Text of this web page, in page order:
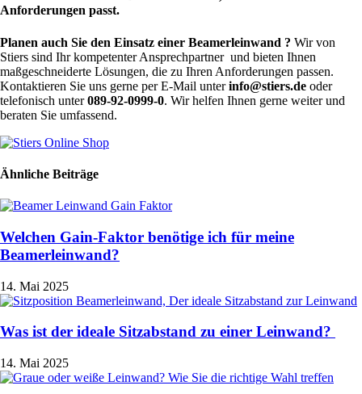
Anforderungen passt.
Planen auch Sie den Einsatz einer Beamerleinwand ? Wir von
Stiers sind Ihr kompetenter Ansprechpartner und bieten Ihnen
maßgeschneiderte Lösungen, die zu Ihren Anforderungen passen.
Kontaktieren Sie uns gerne per E-Mail unterinfo@stiers.de oder
telefonisch unter089-92-0999-0. Wir helfen Ihnen gerne weiter und
beraten Sie umfassend.
Ähnliche Beiträge
Welchen Gain-Faktor benötige ich für meine
Beamerleinwand?
14. Mai 2025
Was ist der ideale Sitzabstand zu einer Leinwand?
14. Mai 2025